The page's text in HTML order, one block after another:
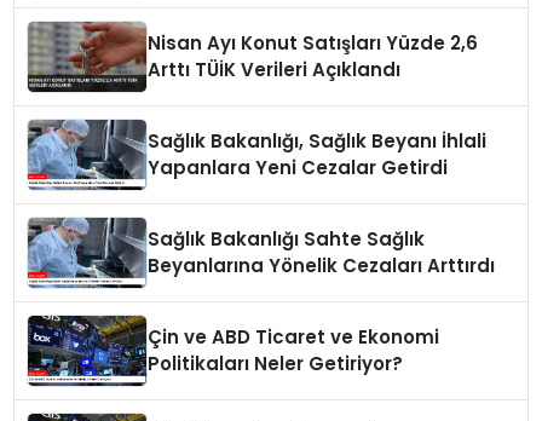
Nisan Ayı Konut Satışları Yüzde 2,6
Arttı TÜİK Verileri Açıklandı
Sağlık Bakanlığı, Sağlık Beyanı İhlali
Yapanlara Yeni Cezalar Getirdi
Sağlık Bakanlığı Sahte Sağlık
Beyanlarına Yönelik Cezaları Arttırdı
Çin ve ABD Ticaret ve Ekonomi
Politikaları Neler Getiriyor?